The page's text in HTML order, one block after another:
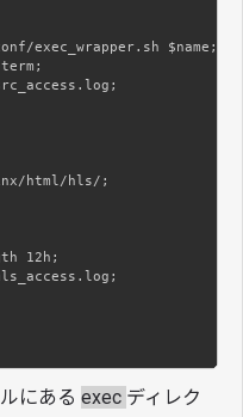
exec_wrapper.sh $name;
html/hls/;
12h;
にある exec ディレク